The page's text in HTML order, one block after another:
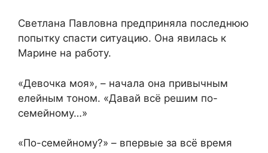
Светлана Павловна предприняла последнюю
попытку спасти ситуацию. Она явилась к
Марине на работу.
«Девочка моя», – начала она привычным
елейным тоном. «Давай всё решим по-
семейному…»
«По-семейному?» – впервые за всё время